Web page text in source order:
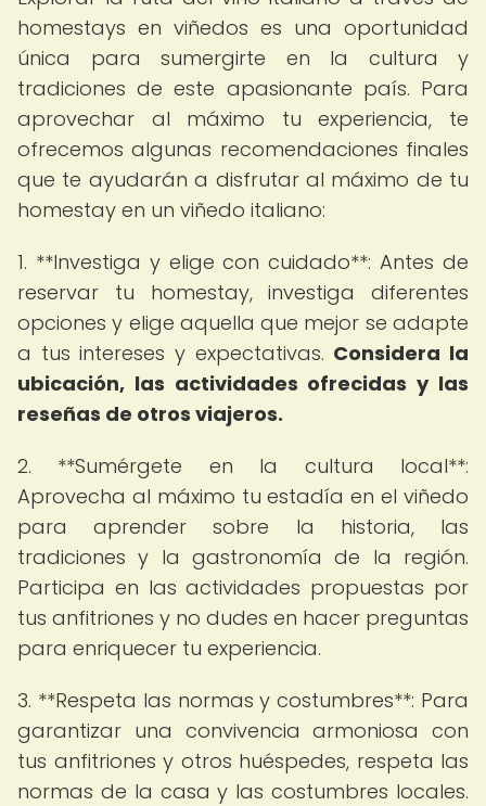
homestays en viñedos es una oportunidad
única para sumergirte en la cultura y
tradiciones de este apasionante país. Para
aprovechar al máximo tu experiencia, te
ofrecemos algunas recomendaciones finales
que te ayudarán a disfrutar al máximo de tu
homestay en un viñedo italiano:
1. **Investiga y elige con cuidado**: Antes de
reservar tu homestay, investiga diferentes
opciones y elige aquella que mejor se adapte
a tus intereses y expectativas. Considera la
ubicación, las actividades ofrecidas y las
reseñas de otros viajeros.
2. **Sumérgete en la cultura local**:
Aprovecha al máximo tu estadía en el viñedo
para aprender sobre la historia, las
tradiciones y la gastronomía de la región.
Participa en las actividades propuestas por
tus anfitriones y no dudes en hacer preguntas
para enriquecer tu experiencia.
3. **Respeta las normas y costumbres**: Para
garantizar una convivencia armoniosa con
tus anfitriones y otros huéspedes, respeta las
normas de la casa y las costumbres locales.